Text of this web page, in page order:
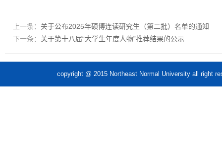
上一条： 关于公布2025年硕博连读研究生（第二批）名单的通知
下一条： 关于第十八届“大学生年度人物”推荐结果的公示
copyright @ 2015 Northeast Normal University all